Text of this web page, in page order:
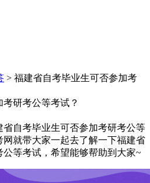
> 福建省自考毕业生可否参加考
研考公等考试？
自考毕业生可否参加考研考公等
就带大家一起去了解一下福建省
等考试，希望能够帮助到大家~